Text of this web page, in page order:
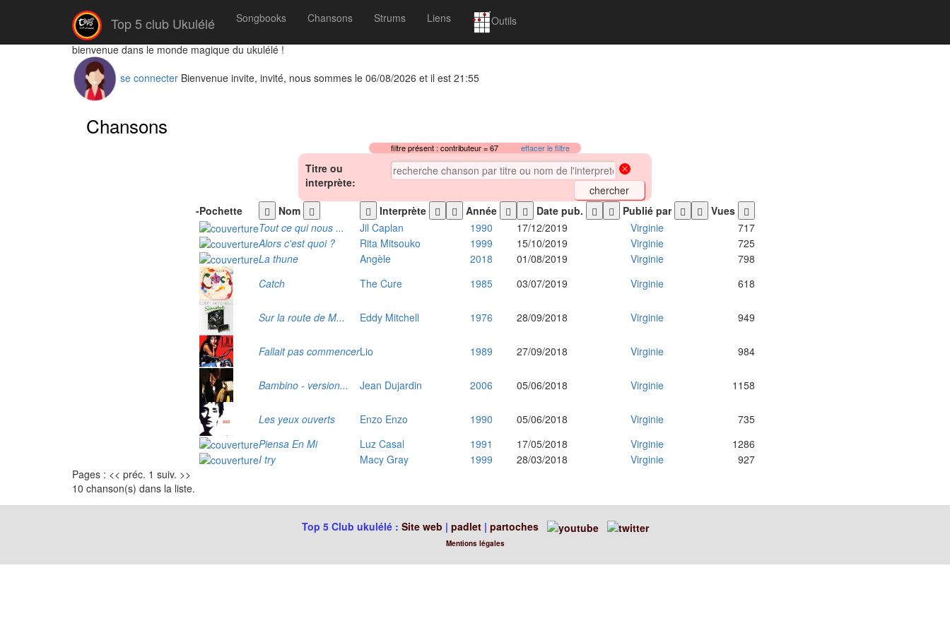
Top 5 club Ukulélé Songbooks Chansons Strums Liens Outils
bienvenue dans le monde magique du ukulélé !
se connecter Bienvenue invite, invité, nous sommes le 06/08/2026 et il est 21:55
Chansons
filtre présent : contributeur = 67 effacer le filtre
Titre ou
interprète:
-Pochette Nom Interprète Année Date pub. Publié par
Vues
Tout ce qui nous ...
Jil Caplan 1990 17/12/2019 Virginie
717
Alors c'est quoi ?
Rita Mitsouko 1999 15/10/2019 Virginie
725
La thune
Angèle 2018 01/08/2019 Virginie
798
Catch
The Cure 1985 03/07/2019 Virginie 618
Sur la route de M... Eddy Mitchell 1976 28/09/2018 Virginie 949
Fallait pas commencerLio 1989 27/09/2018 Virginie 984
Bambino - version... Jean Dujardin 2006 05/06/2018 Virginie 1158
Les yeux ouverts Enzo Enzo 1990 05/06/2018 Virginie
735
Piensa En Mi
Luz Casal 1991 17/05/2018 Virginie
1286
I try
Macy Gray 1999 28/03/2018 Virginie
927
Pages : << préc. 1 suiv. >>
10 chanson(s) dans la liste.
Top 5 Club ukulélé : Site web | padlet | partoches
Mentions légales